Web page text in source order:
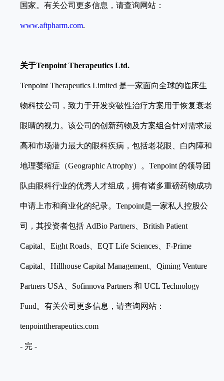
国家。有关公司更多信息，请查询网站：
www.aftpharm.com.
关于Tenpoint Therapeutics Ltd.
Tenpoint Therapeutics Limited 是一家面向全球的临床生
物科技公司，致力于开发突破性治疗方案用于恢复衰老
眼睛的视力。该公司的创新药物及方案组合针对需求最
高和市场潜力最大的眼科疾病，包括老花眼、白内障和
地理萎缩症（Geographic Atrophy）。Tenpoint 的领导团
队由眼科行业的优秀人才组成，拥有诸多重磅药物成功
申请上市和商业化的纪录。Tenpoint是一家私人控股公
司，其投资者包括 AdBio Partners、British Patient
Capital、Eight Roads、EQT Life Sciences、F-Prime
Capital、Hillhouse Capital Management、Qiming Venture
Partners USA 、Sofinnova Partners 和 UCL Technology
Fund。有关公司更多信息，请查询网站：
tenpointtherapeutics.com
- 完 -